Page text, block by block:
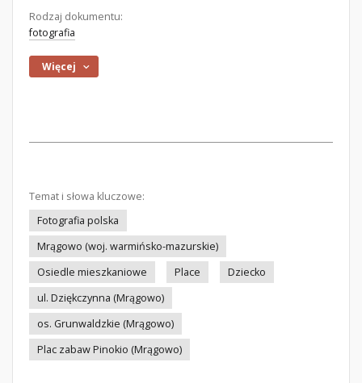
Rodzaj dokumentu:
fotografia
Więcej
Temat i słowa kluczowe:
Fotografia polska
Mrągowo (woj. warmińsko-mazurskie)
Osiedle mieszkaniowe
Place
Dziecko
ul. Dziękczynna (Mrągowo)
os. Grunwaldzkie (Mrągowo)
Plac zabaw Pinokio (Mrągowo)